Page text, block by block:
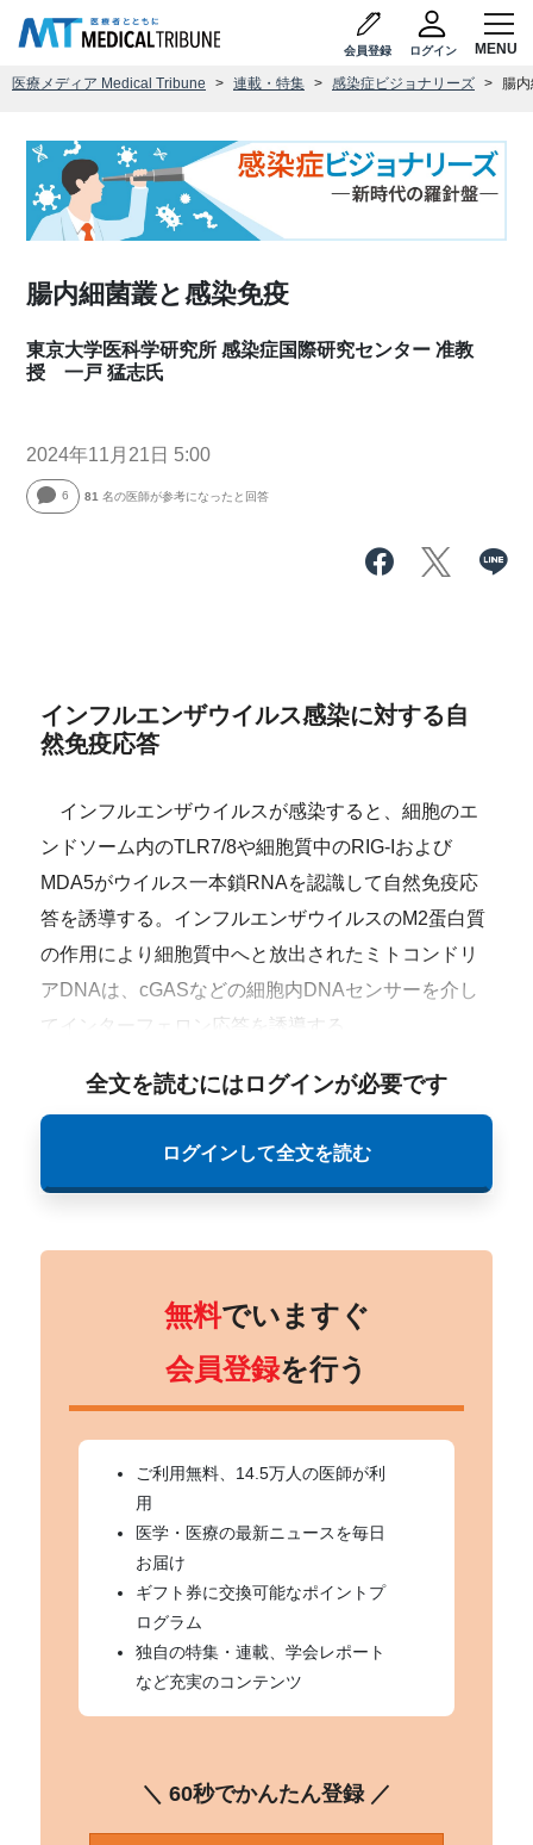
会員登録 ログイン
医療メディア Medical Tribune 連載・特集 感染症ビジョナリーズ 腸
腸内細菌叢と感染免疫
東京大学医科学研究所 感染症国際研究センター 准教
授 一戸 猛志氏
2024年11月21日 5:00
6 81 名の医師が参考になったと回答
インフルエンザウイルス感染に対する自
然免疫応答
インフルエンザウイルスが感染すると、細胞のエ
ンドソーム内のTLR7/8や細胞質中のRIG-Iおよび
MDA5がウイルス一本鎖RNAを認識して自然免疫応
答を誘導する。インフルエンザウイルスのM2蛋白質
の作用により細胞質中へと放出されたミトコンドリ
アDNAは、cGASなどの細胞内DNAセンサーを介し
てインターフェロン応答を誘導する。
全文を読むにはログインが必要です
ログインして全文を読む
無料でいますぐ
会員登録を行う
ご利用無料、14.5万人の医師が利
用
医学・医療の最新ニュースを毎日
お届け
ギフト券に交換可能なポイントプ
ログラム
独自の特集・連載、学会レポート
など充実のコンテンツ
＼ 60秒でかんたん登録 ／